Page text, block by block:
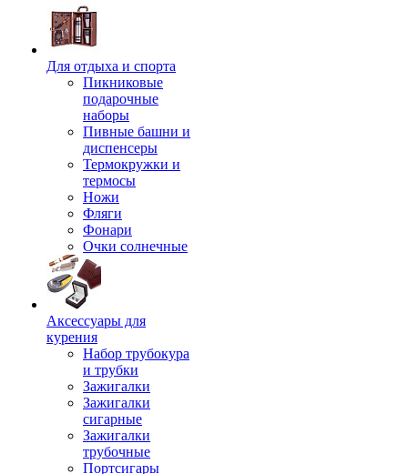
Для отдыха и спорта
Пикниковые
подарочные
наборы
Пивные башни и
диспенсеры
Термокружки и
термосы
Ножи
Фляги
Фонари
Очки солнечные
Аксессуары для
курения
Набор трубокура
и трубки
Зажигалки
Зажигалки
сигарные
Зажигалки
трубочные
Портсигары